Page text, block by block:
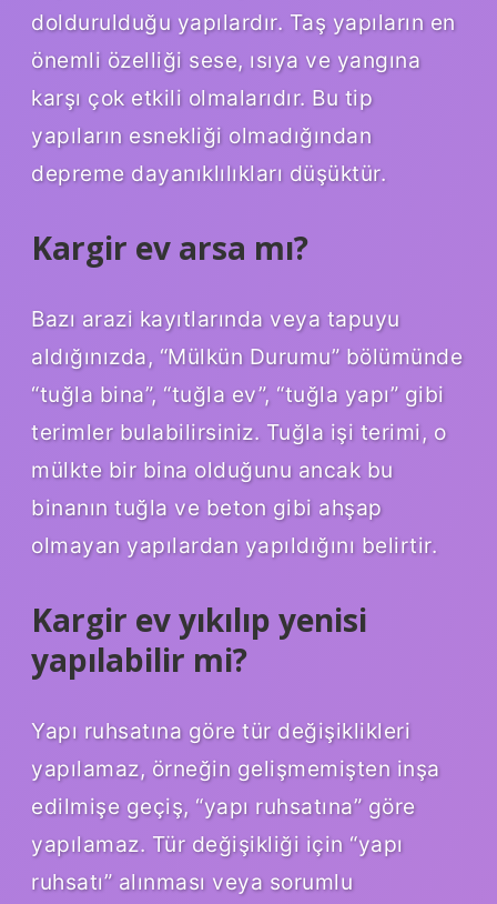
doldurulduğu yapılardır. Taş yapıların en
önemli özelliği sese, ısıya ve yangına
karşı çok etkili olmalarıdır. Bu tip
yapıların esnekliği olmadığından
depreme dayanıklılıkları düşüktür.
Kargir ev arsa mı?
Bazı arazi kayıtlarında veya tapuyu
aldığınızda, “Mülkün Durumu” bölümünde
“tuğla bina”, “tuğla ev”, “tuğla yapı” gibi
terimler bulabilirsiniz. Tuğla işi terimi, o
mülkte bir bina olduğunu ancak bu
binanın tuğla ve beton gibi ahşap
olmayan yapılardan yapıldığını belirtir.
Kargir ev yıkılıp yenisi
yapılabilir mi?
Yapı ruhsatına göre tür değişiklikleri
yapılamaz, örneğin gelişmemişten inşa
edilmişe geçiş, “yapı ruhsatına” göre
yapılamaz. Tür değişikliği için “yapı
ruhsatı” alınması veya sorumlu